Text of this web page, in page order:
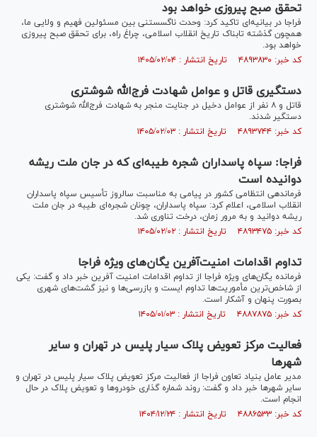
تحقق صبح پیروزی خواهد بود
فراجا در بیانیه‌ای تاکید کرد: وحدت ناگسستنی بین مسئولین فهیم و ولایی ما،
همچون گذشته‌ تابناک تاریخ انقلاب اسلامی، چراغ راه، برای تحقق صبح پیروزی
خواهد بود.
کد خبر: ۴۸۹۳۸۳۰ تاریخ انتشار : ۱۴۰۵/۰۲/۰۴
دستگیری قاتل و عوامل شهادت فرج‌الله شوشتری
قاتل و ۸ نفر از عوامل دخیل در جنایت منجر به شهادت فرج‌الله شوشتری
دستگیر شدند.
کد خبر: ۴۸۹۳۷۴۴ تاریخ انتشار : ۱۴۰۵/۰۲/۰۳
فراجا: سپاه پاسداران شجره‌‌ طیبه‌ای که در جان ملت ریشه
دوانیده است
فرماندهی انتظامی کشور در پیامی به مناسبت سالروز تأسیس سپاه پاسداران
انقلاب اسلامی، اعلام کرد: سپاه پاسداران، چونان شجره‌ای طیبه در جان ملت
ریشه دوانید و به مرور زمان، درخت تناوری شد.
کد خبر: ۴۸۹۳۴۷۵ تاریخ انتشار : ۱۴۰۵/۰۲/۰۲
تداوم اقدامات امنیت‌آفرین یگان‌های ویژه فراجا
فرمانده یگان‌های ویژه فراجا از تداوم اقدامات امنیت آفرین خبر داد و گفت: یکی
از شاخص‌ترین مأموریت‌ها تداوم ایست و بازرسی‌ها و نیز گشت‌های شهری
بصورت پنهان و آشکار است.
کد خبر: ۴۸۸۷۸۷۵ تاریخ انتشار : ۱۴۰۵/۰۱/۰۳
فعالیت مرکز تعویض پلاک سیار پلیس در تهران و سایر
شهر‌ها
مدیر عامل بنیاد تعاون فراجا از فعالیت مرکز تعویض پلاک سیار پلیس در تهران و
سایر شهر‌ها خبر داد و گفت: روند شماره گذاری خودرو‌ها و تعویض پلاک در حال
انجام است.
کد خبر: ۴۸۸۶۵۳۳ تاریخ انتشار : ۱۴۰۴/۱۲/۲۴